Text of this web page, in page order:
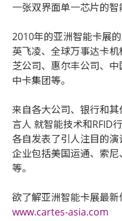
一张双界面单一芯片的智
2010年的亚洲智能卡展
英飞凌、全球万事达卡
芝公司、惠尔丰公司、
中卡集团等。
来自各大公司、银行和
言人 就智能技术和RFID
各自发表了引人注目的
企业包括美国运通、索
等。
欲了解亚洲智能卡展最新
www.cartes-asia.com